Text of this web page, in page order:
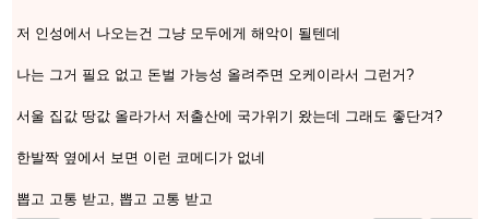
저 인성에서 나오는건 그냥 모두에게 해악이 될텐데
나는 그거 필요 없고 돈벌 가능성 올려주면 오케이라서 그런거?
서울 집값 땅값 올라가서 저출산에 국가위기 왔는데 그래도 좋단겨?
한발짝 옆에서 보면 이런 코메디가 없네
뽑고 고통 받고, 뽑고 고통 받고